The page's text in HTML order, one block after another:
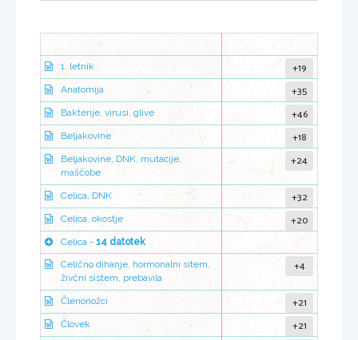
1. letnik +19
Anatomija +35
Bakterije, virusi, glive +46
Beljakovine +18
Beljakovine, DNK, mutacije,
maščobe
+24
Celica, DNK +32
Celica, okostje +20
Celica - 14 datotek
Celično dihanje, hormonalni sitem,
živčni sistem, prebavila
+4
Členonožci +21
Človek +21